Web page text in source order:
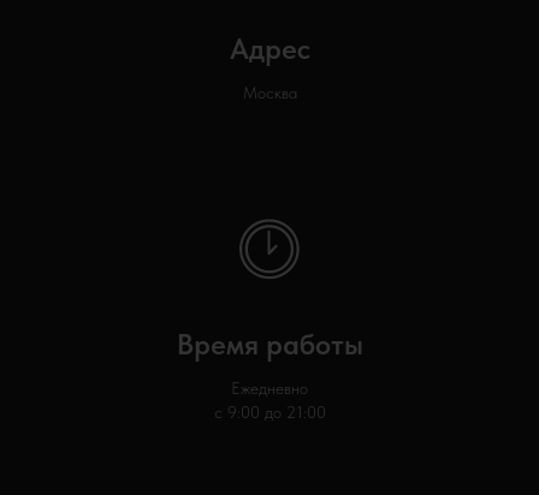
Адрес
Москва
Время работы
Ежедневно
с 9:00 до 21:00